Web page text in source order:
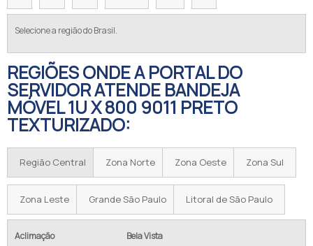
Selecione a região do Brasil.
REGIÕES ONDE A PORTAL DO
SERVIDOR ATENDE BANDEJA
MÓVEL 1U X 800 9011 PRETO
TEXTURIZADO:
Região Central Zona Norte Zona Oeste Zona Sul
Zona Leste Grande São Paulo Litoral de São Paulo
Aclimação
Bela Vista